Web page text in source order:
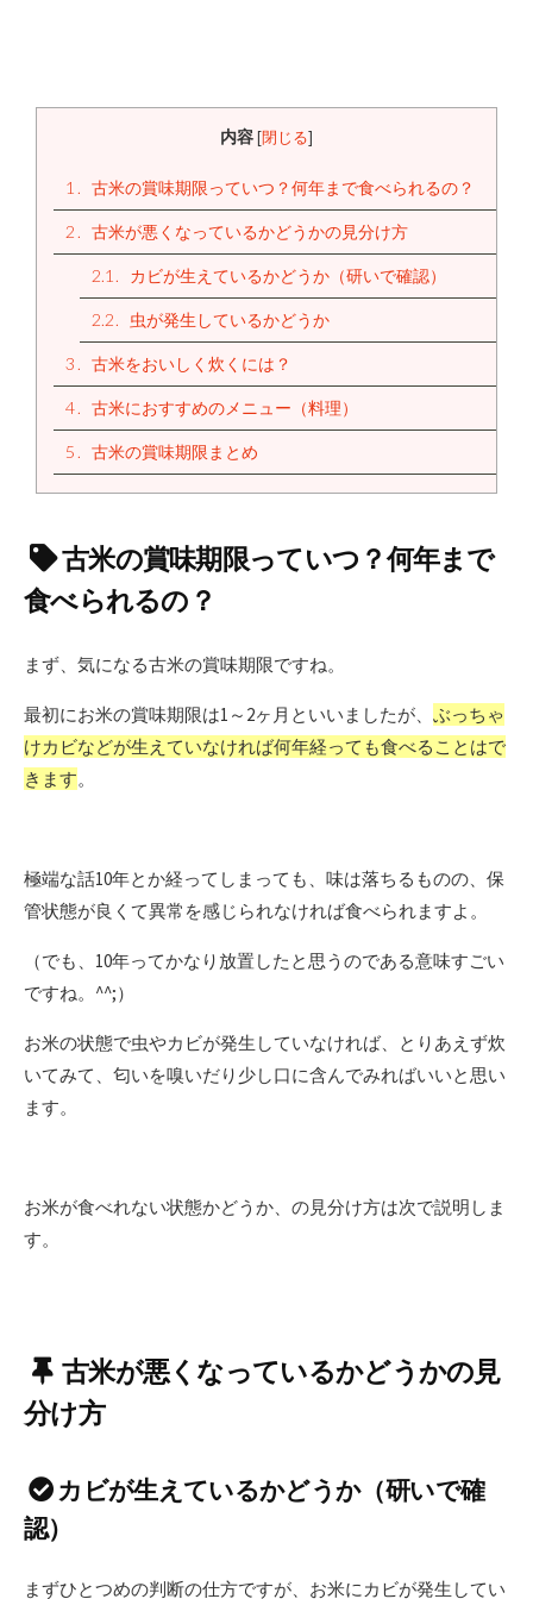
内容[閉じる]
1 古米の賞味期限っていつ？何年まで食べられるの？
2 古米が悪くなっているかどうかの見分け方
2.1 カビが生えているかどうか（研いで確認）
2.2 虫が発生しているかどうか
3 古米をおいしく炊くには？
4 古米におすすめのメニュー（料理）
5 古米の賞味期限まとめ
古米の賞味期限っていつ？何年まで
食べられるの？
まず、気になる古米の賞味期限ですね。
最初にお米の賞味期限は1～2ヶ月といいましたが、 ぶっちゃ
けカビなどが生えていなければ何年経っても食べることはで
きます。
極端な話10年とか経ってしまっても、味は落ちるものの、保
管状態が良くて異常を感じられなければ食べられますよ。
（でも、10年ってかなり放置したと思うのである意味すごい
ですね。^^;）
お米の状態で虫やカビが発生していなければ、とりあえず炊
いてみて、匂いを嗅いだり少し口に含んでみればいいと思い
ます。
お米が食べれない状態かどうか、の見分け方は次で説明しま
す。
古米が悪くなっているかどうかの見
分け方
カビが生えているかどうか（研いで確
認）
まずひとつめの判断の仕方ですが、お米にカビが発生してい